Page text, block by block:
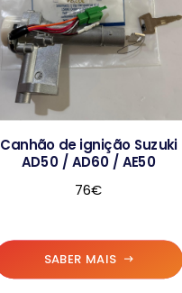
Canhão de ignição Suzuki
AD50 / AD60 / AE50
76€
SABER MAIS